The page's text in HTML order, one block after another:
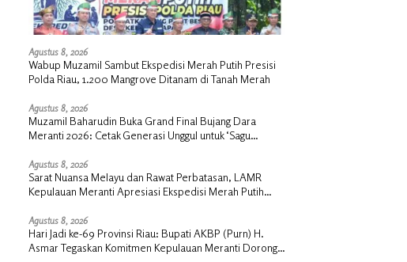
Agustus 8, 2026
Wabup Muzamil Sambut Ekspedisi Merah Putih Presisi
Polda Riau, 1.200 Mangrove Ditanam di Tanah Merah
Agustus 8, 2026
Muzamil Baharudin Buka Grand Final Bujang Dara
Meranti 2026: Cetak Generasi Unggul untuk ‘Sagu
Agustus 8, 2026
Sarat Nuansa Melayu dan Rawat Perbatasan, LAMR
Kepulauan Meranti Apresiasi Ekspedisi Merah Putih
Agustus 8, 2026
Hari Jadi ke-69 Provinsi Riau: Bupati AKBP (Purn) H.
Asmar Tegaskan Komitmen Kepulauan Meranti Dorong